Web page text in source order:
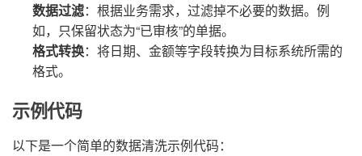
数据过滤：根据业务需求，过滤掉不必要的数据。例
如，只保留状态为“已审核”的单据。
格式转换：将日期、金额等字段转换为目标系统所需的
格式。
示例代码
以下是一个简单的数据清洗示例代码：